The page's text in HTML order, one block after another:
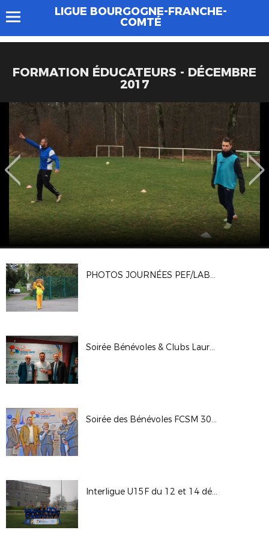
LIGUE BOURGOGNE-FRANCHE-
COMTÉ
FORMATION ÉDUCATEURS - DÉCEMBRE
2017
PHOTOS JOURNÉES PEF/LABELS CRÉDIT AGRICOLE 10/04/2026
Soirée Bénévoles & Clubs Lauréats Engagement DFCO 13-03
Soirée des Bénévoles FCSM 30-01-26
Interligue U15F du 12 et 14 décembre 2025